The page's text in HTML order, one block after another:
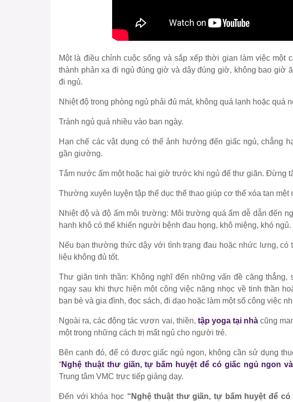
Một là điều chỉnh cuộc sống và sắp xếp thời gian làm việc một
thành phản xạ đi ngủ đúng giờ và dậy đúng giờ, không bao giờ
đi ngủ.
Nhiệt độ trong phòng ngủ phải đủ mát, không quá lạnh hoặc quá
Tránh ngủ quá nhiều vào ban ngày.
Hạn chế các vật dụng có thể ảnh hưởng đến giấc ngủ, chẳng
gần giường.
Tắm nước ấm một hoặc hai giờ trước khi ngủ để thư giãn. Đừng
Thường xuyên luyện tập thể dục thể thao giúp cơ thể xóa tan mệt
Nhiệt độ và độ ẩm môi trường: Môi trường quá ẩm dễ dẫn đến
hanh khô có thể khiến người bệnh đau họng, khô miệng, khó ngủ.
Nếu bạn thường thức dậy với tình trạng đau hoặc nhức lưng, có
liệu không đủ tốt.
Thư giãn tinh thần: Không nghĩ đến những vấn đề căng
ngay sau khi thực hiện một công việc nặng nhọc về tinh thần
bạn bè và gia đình, đọc sách, đi dạo hoặc làm một số công việc
Ngoài ra, các động tác vươn vai, thiền, tập yoga tại nhà cũng
một trong những cách trị mất ngủ cho người trẻ.
Bên cạnh đó, để có được giấc ngủ ngon, không cần sử dụng
“Nghệ thuật thư giãn, tự bấm huyệt để có giấc ngủ ngon
Trung tâm VMC trực tiếp giảng dạy.
Đến với khóa học “Nghệ thuật thư giãn, tự bấm huyệt để